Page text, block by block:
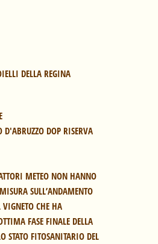
DELLA REGINA
D'ABRUZZO DOP RISERVA
METEO NON HANNO
SULL’ANDAMENTO
VIGNETO CHE HA
FASE FINALE DELLA
STATO FITOSANITARIO DEL